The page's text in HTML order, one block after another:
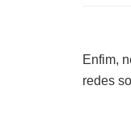
Enfim,
redes